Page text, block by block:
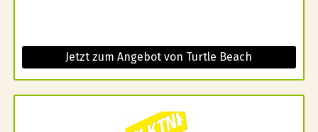
Jetzt zum Angebot von Turtle Beach